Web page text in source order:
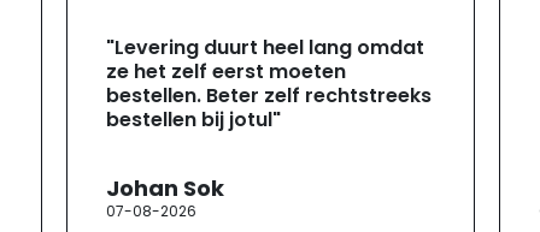
"Levering duurt heel lang omdat
ze het zelf eerst moeten
bestellen. Beter zelf rechtstreeks
bestellen bij jotul"
Johan Sok
07-08-2026